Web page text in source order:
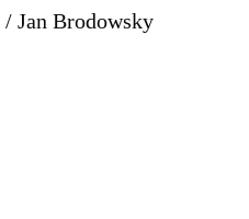
Jan Brodowsky